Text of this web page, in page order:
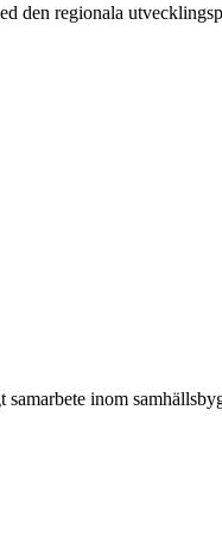
den regionala
inom